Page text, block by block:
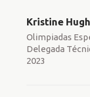
Kristine
Olimpiadas
Delegada
2023